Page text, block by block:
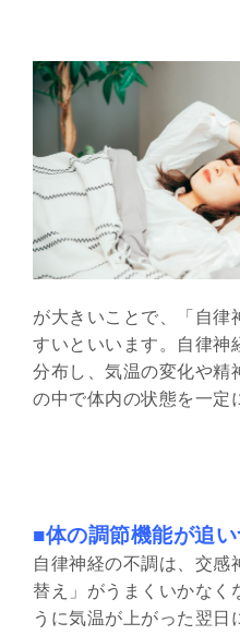
が大きいことで、「自律
すいといいます。自律神
分布し、気温の変化や精
の中で体内の状態を一定
■体の調節機能が追
自律神経の不調は、交感
替え」がうまくいかなく
うに気温が上がった翌日